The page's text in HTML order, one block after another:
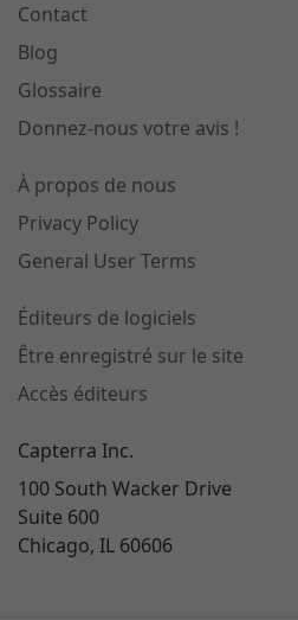
Contact
Blog
Glossaire
Donnez-nous votre avis !
À propos de nous
Privacy Policy
General User Terms
Éditeurs de logiciels
Être enregistré sur le site
Accès éditeurs
Capterra Inc.
100 South Wacker Drive
Suite 600
Chicago, IL 60606